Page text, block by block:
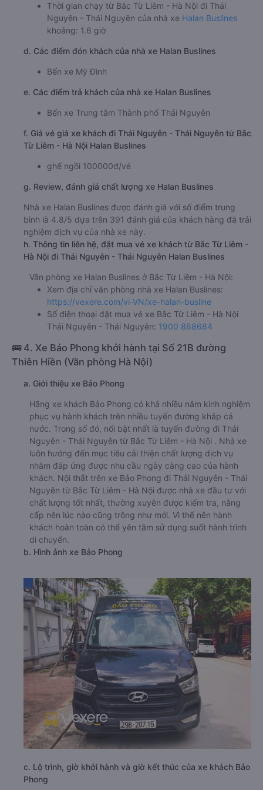
Thời gian chạy từ Bắc Từ Liêm - Hà Nội đi Thái
Nguyên - Thái Nguyên của nhà xe Halan Buslines
khoảng: 1.6 giờ
d. Các điểm đón khách của nhà xe Halan Buslines
Bến xe Mỹ Đình
e. Các điểm trả khách của nhà xe Halan Buslines
Bến xe Trung tâm Thành phố Thái Nguyên
f. Giá vé giá xe khách đi Thái Nguyên - Thái Nguyên từ Bắc
Từ Liêm - Hà Nội Halan Buslines
ghế ngồi 100000đ/vé
g. Review, đánh giá chất lượng xe Halan Buslines
Nhà xe Halan Buslines được đánh giá với số điểm trung
bình là 4.8/5 dựa trên 391 đánh giá của khách hàng đã trải
nghiệm dịch vụ của nhà xe này.
h. Thông tin liên hệ, đặt mua vé xe khách từ Bắc Từ Liêm -
Hà Nội đi Thái Nguyên - Thái Nguyên Halan Buslines
Văn phòng xe Halan Buslines ở Bắc Từ Liêm - Hà Nội:
Xem địa chỉ văn phòng nhà xe Halan Buslines:
https://vexere.com/vi-VN/xe-halan-busline
Số điện thoại đặt mua vé xe Bắc Từ Liêm - Hà Nội
Thái Nguyên - Thái Nguyên: 1900 888684
🚌 4. Xe Bảo Phong khởi hành tại Số 21B đường
Thiên Hiền (Văn phòng Hà Nội)
a. Giới thiệu xe Bảo Phong
Hãng xe khách Bảo Phong có khá nhiều năm kinh nghiệm
phục vụ hành khách trên nhiều tuyến đường khắp cả
nước. Trong số đó, nổi bật nhất là tuyến đường đi Thái
Nguyên - Thái Nguyên từ Bắc Từ Liêm - Hà Nội . Nhà xe
luôn hướng đến mục tiêu cải thiện chất lượng dịch vụ
nhằm đáp ứng được nhu cầu ngày càng cao của hành
khách. Nội thất trên xe Bảo Phong đi Thái Nguyên - Thái
Nguyên từ Bắc Từ Liêm - Hà Nội được nhà xe đầu tư với
chất lượng tốt nhất, thường xuyên được kiểm tra, nâng
cấp nên lúc nào cũng trông như mới. Vì thế nên hành
khách hoàn toàn có thể yên tâm sử dụng suốt hành trình
di chuyển.
b. Hình ảnh xe Bảo Phong
c. Lộ trình, giờ khởi hành và giờ kết thúc của xe khách Bảo
Phong